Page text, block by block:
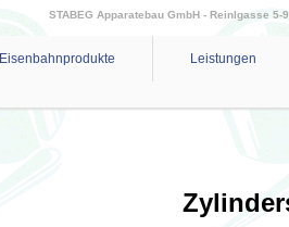
STABEG Apparatebau GmbH - Reinlgasse 5-
Eisenbahnprodukte Leistungen